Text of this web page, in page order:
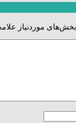
بخش‌های موردنیاز